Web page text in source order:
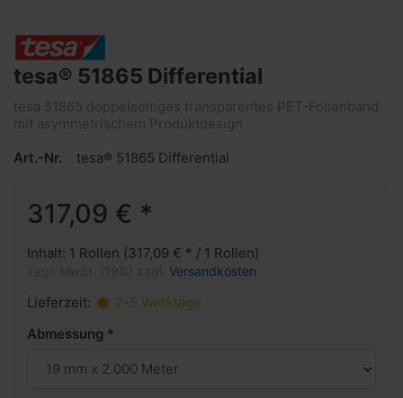
tesa® 51865 Differential
tesa 51865 doppelseitiges transparentes PET-Folienband
mit asymmetrischem Produktdesign
Art.-Nr.
tesa® 51865 Differential
317,09 € *
Inhalt: 1 Rollen (317,09 € * / 1 Rollen)
Versandkosten
Lieferzeit:
2-5 Werktage
Abmessung